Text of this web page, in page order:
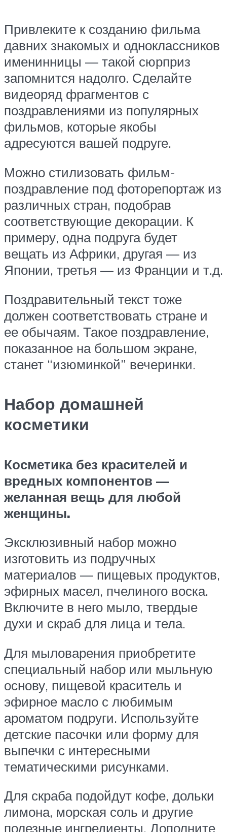
Привлеките к созданию фильма
давних знакомых и одноклассников
именинницы — такой сюрприз
запомнится надолго. Сделайте
видеоряд фрагментов с
поздравлениями из популярных
фильмов, которые якобы
адресуются вашей подруге.
Можно стилизовать фильм-
поздравление под фоторепортаж из
различных стран, подобрав
соответствующие декорации. К
примеру, одна подруга будет
вещать из Африки, другая — из
Японии, третья — из Франции и т.д.
Поздравительный текст тоже
должен соответствовать стране и
ее обычаям. Такое поздравление,
показанное на большом экране,
станет “изюминкой” вечеринки.
Набор домашней
косметики
Косметика без красителей и
вредных компонентов —
желанная вещь для любой
женщины.
Эксклюзивный набор можно
изготовить из подручных
материалов — пищевых продуктов,
эфирных масел, пчелиного воска.
Включите в него мыло, твердые
духи и скраб для лица и тела.
Для мыловарения приобретите
специальный набор или мыльную
основу, пищевой краситель и
эфирное масло с любимым
ароматом подруги. Используйте
детские пасочки или форму для
выпечки с интересными
тематическими рисунками.
Для скраба подойдут кофе, дольки
лимона, морская соль и другие
полезные ингредиенты. Дополните